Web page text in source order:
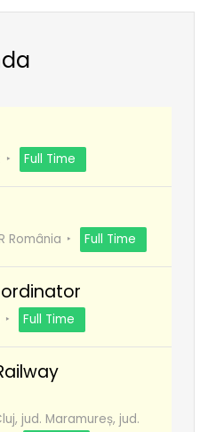
Full Time
România Full Time
Full Time
jud. Maramureș, jud.